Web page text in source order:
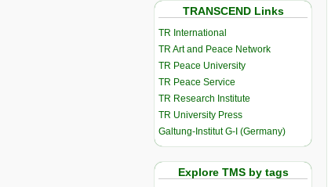
TRANSCEND Links
TR International
TR Art and Peace Network
TR Peace University
TR Peace Service
TR Research Institute
TR University Press
Galtung-Institut G-I (Germany)
Explore TMS by tags